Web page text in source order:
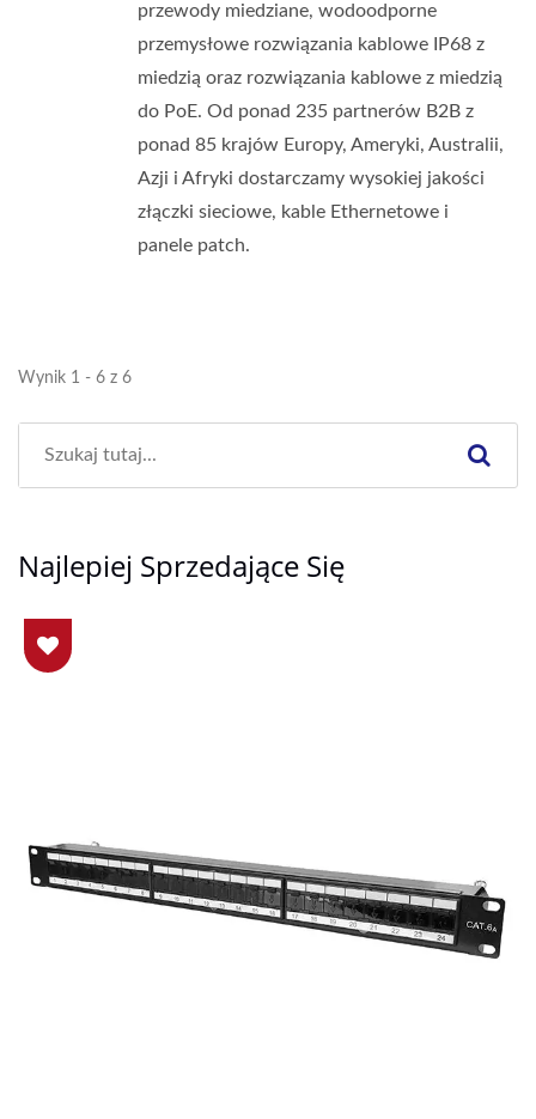
przewody miedziane, wodoodporne
przemysłowe rozwiązania kablowe IP68 z
miedzią oraz rozwiązania kablowe z miedzią
do PoE. Od ponad 235 partnerów B2B z
ponad 85 krajów Europy, Ameryki, Australii,
Azji i Afryki dostarczamy wysokiej jakości
złączki sieciowe, kable Ethernetowe i
panele patch.
Wynik 1 - 6 z 6
Najlepiej Sprzedające Się